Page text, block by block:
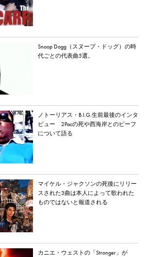
Snoop Dogg（スヌープ・ドッグ）の時
代ごとの代表曲5選。
ノトーリアス・B.I.G.生前最後のインタ
ビュー 2Pacの死や西海岸とのビーフ
について語る
マイケル・ジャクソンの死後にリリー
スされた3曲は本人によって歌われた
ものではないと報道される
カニエ・ウェストの「Stronger」が